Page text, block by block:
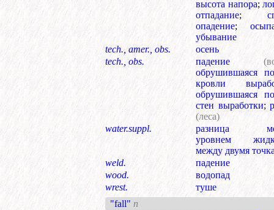
высота напора;
отпадание;
опадение;
убывание
tech., amer., obs.
осень
tech., obs.
падение
обрушившаяся
кровли
обрушившаяся
стен выработки;
(леса)
water.suppl.
разница
уровнем
между двумя
weld.
падение
wood.
водопад
wrest.
туше
"fall" n